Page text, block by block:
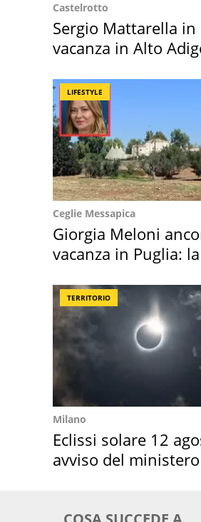
Castelrotto
Sergio Mattarella in
vacanza in Alto
LIFESTYLE
Ceglie Messapica
Giorgia Meloni
vacanza in Puglia: la
TERRITORIO
Milano
Eclissi solare 12
avviso del